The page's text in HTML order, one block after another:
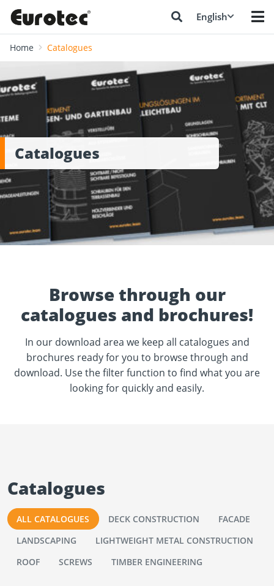
English
Home Catalogues
Catalogues
Browse through our
catalogues and brochures!
In our download area we keep all catalogues and
brochures ready for you to browse through and
download. Use the filter function to find what you are
looking for quickly and easily.
Catalogues
ALL CATALOGUES DECK CONSTRUCTION
FACADE
LANDSCAPING
LIGHTWEIGHT METAL CONSTRUCTION
ROOF
SCREWS TIMBER ENGINEERING